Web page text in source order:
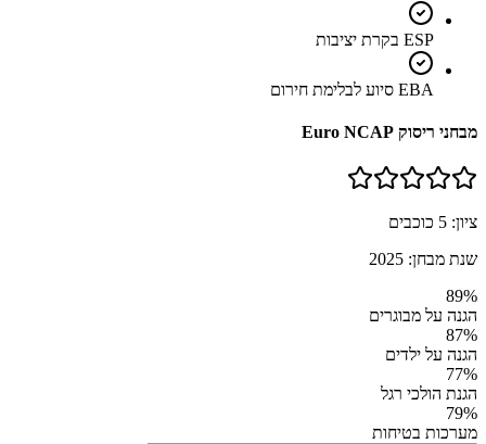
ESP בקרת יציבות
EBA סיוע לבלימת חירום
מבחני ריסוק Euro NCAP
ציון: 5 כוכבים
שנת מבחן: 2025
89%
הגנה על מבוגרים
87%
הגנה על ילדים
77%
הגנת הולכי רגל
79%
מערכות בטיחות